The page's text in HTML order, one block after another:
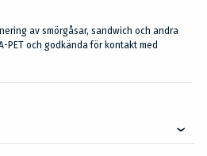
av smörgåsar, sandwich och andra
PET och godkända för kontakt med